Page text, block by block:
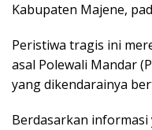
Kabupaten Majene,
Peristiwa tragis ini
asal Polewali Mandar
yang dikendarainya
Berdasarkan